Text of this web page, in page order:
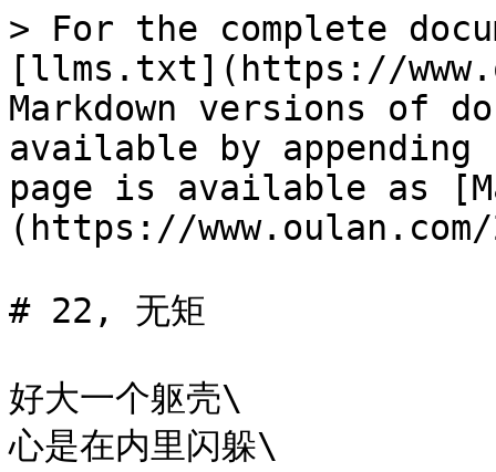
> For the complete
[llms.txt](https://
Markdown versions of
available by
page is available as
(https://
# 22, 无矩
好大一个躯壳\
心是在内里闪躲\